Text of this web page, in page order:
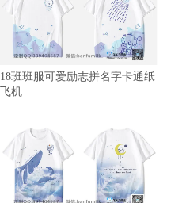
18班班服可爱励志拼名字卡通纸
飞机